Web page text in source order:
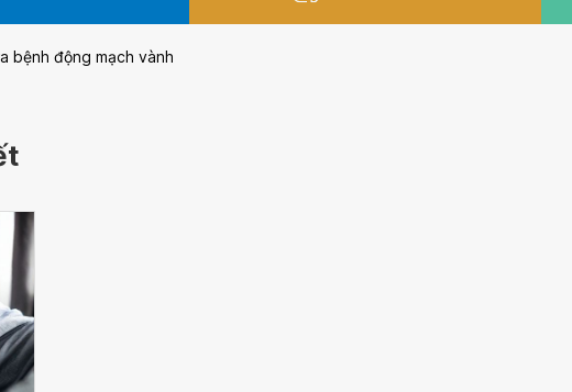
bệnh động mạch vành